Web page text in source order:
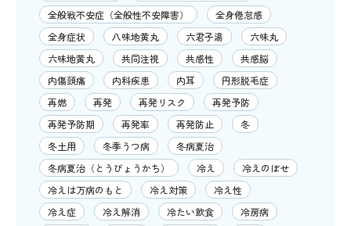
全般戦不安症（全般性不安障害）
全身倦怠感
全身症状
八味地黄丸 六君子湯
六味丸
六味地黄丸
共同注視 共感性
共感脳
内傷頭痛
内科疾患 内耳
円形脱毛症
再燃
再発 再発リスク
再発予防
再発予防期
再発率 再発防止
冬
冬土用
冬季うつ病
冬病夏治
冬病夏治（とうびょうかち）
冷え
冷えのぼせ
冷えは万病のもと
冷え対策
冷え性
冷え症
冷え解消 冷たい飲食
冷房病